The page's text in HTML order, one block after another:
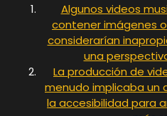
Algunos videos
contener imágenes
considerarían
una
La producción de
menudo implicaba un
la accesibilidad para